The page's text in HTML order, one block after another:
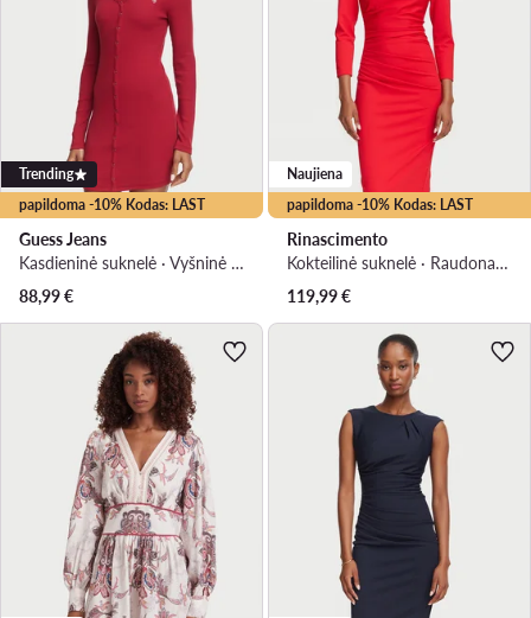
papildoma -10% Kodas: LAST
Trending
Guess Jeans
Kasdieninė suknelė · Vyšninė · Mini
88,99€
papildoma -10% Kodas: LAST
Naujiena
Rinascimento
Kokteilinė suknelė · Raudona · Midi
119,99€